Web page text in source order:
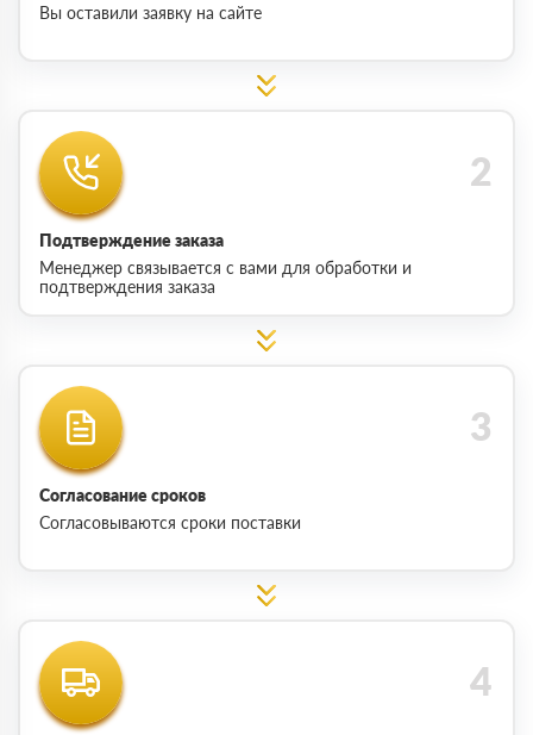
Вы оставили заявку на сайте
Подтверждение заказа
Менеджер связывается с вами для обработки и
подтверждения заказа
Согласование сроков
Согласовываются сроки поставки